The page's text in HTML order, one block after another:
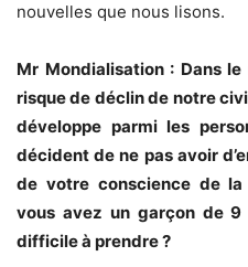
nouvelles que nous lisons.
Mr Mondialisation : Dans
risque de déclin de notre
développe parmi les
décident de ne pas avoir
de votre conscience de
vous avez un garçon de
difficile à prendre ?